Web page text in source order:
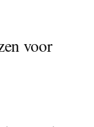
voor